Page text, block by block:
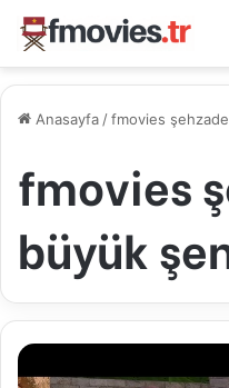
Anasayfa /fmovies
fmovies
büyük